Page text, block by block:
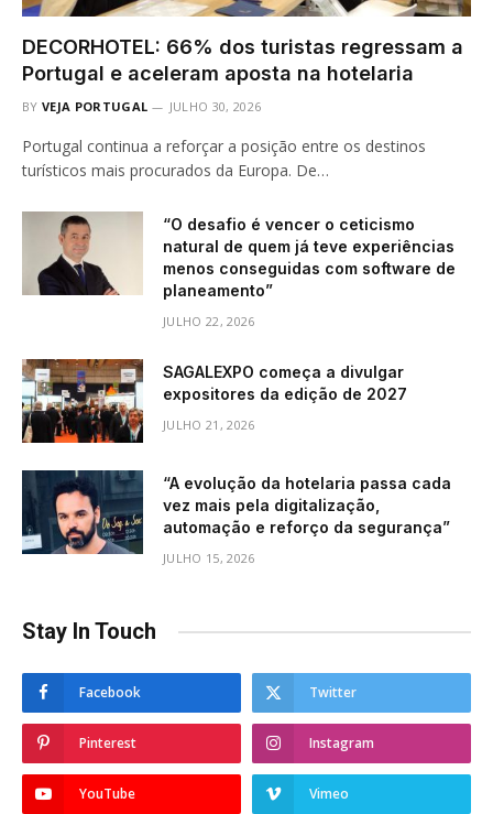
DECORHOTEL: 66% dos turistas regressam a
Portugal e aceleram aposta na hotelaria
BY VEJA PORTUGAL JULHO 30, 2026
Portugal continua a reforçar a posição entre os destinos
turísticos mais procurados da Europa. De…
“O desafio é vencer o ceticismo
natural de quem já teve experiências
menos conseguidas com software de
planeamento”
JULHO 22, 2026
SAGALEXPO começa a divulgar
expositores da edição de 2027
JULHO 21, 2026
“A evolução da hotelaria passa cada
vez mais pela digitalização,
automação e reforço da segurança”
JULHO 15, 2026
Stay In Touch
Facebook Twitter
Pinterest Instagram
YouTube Vimeo